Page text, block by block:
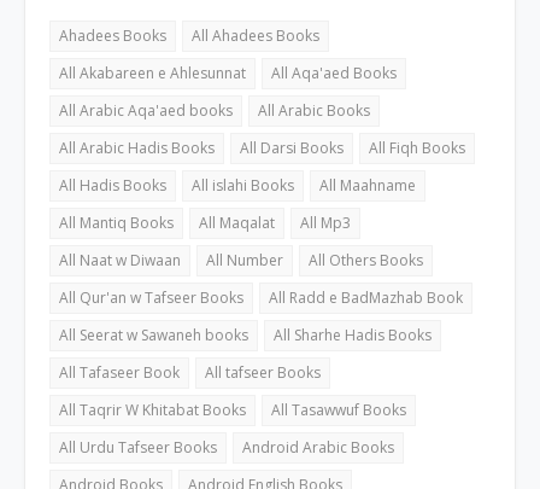
Ahadees Books
All Ahadees Books
All Akabareen e Ahlesunnat
All Aqa'aed Books
All Arabic Aqa'aed books
All Arabic Books
All Arabic Hadis Books
All Darsi Books
All Fiqh Books
All Hadis Books
All islahi Books
All Maahname
All Mantiq Books
All Maqalat
All Mp3
All Naat w Diwaan
All Number
All Others Books
All Qur'an w Tafseer Books
All Radd e BadMazhab Book
All Seerat w Sawaneh books
All Sharhe Hadis Books
All Tafaseer Book
All tafseer Books
All Taqrir W Khitabat Books
All Tasawwuf Books
All Urdu Tafseer Books
Android Arabic Books
Android Books
Android English Books